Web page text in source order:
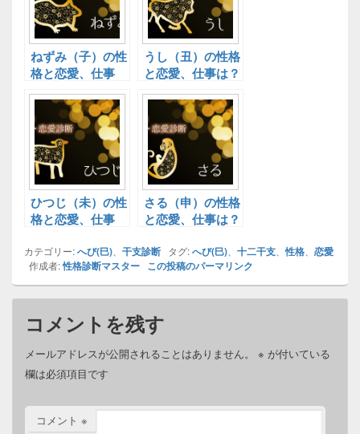
ねずみ（子）の性
格と恋愛、仕事
は？十二干支別性
格診断！
うし（丑）の性格
と恋愛、仕事は？
十二干支別性格診
断！
ひつじ（未）の性
格と恋愛、仕事
格診断！
さる（申）の性格
と恋愛、仕事は？
断！
カテゴリー:へび(巳) 干支診断 タグ:へび(巳) 十二干支 、性格 恋愛
作成者:性格診断マスター この投稿のパーマリンク
コメントを残す
メールアドレスが公開されることはありません。 ※ が付いている
欄は必須項目です
コメント ※